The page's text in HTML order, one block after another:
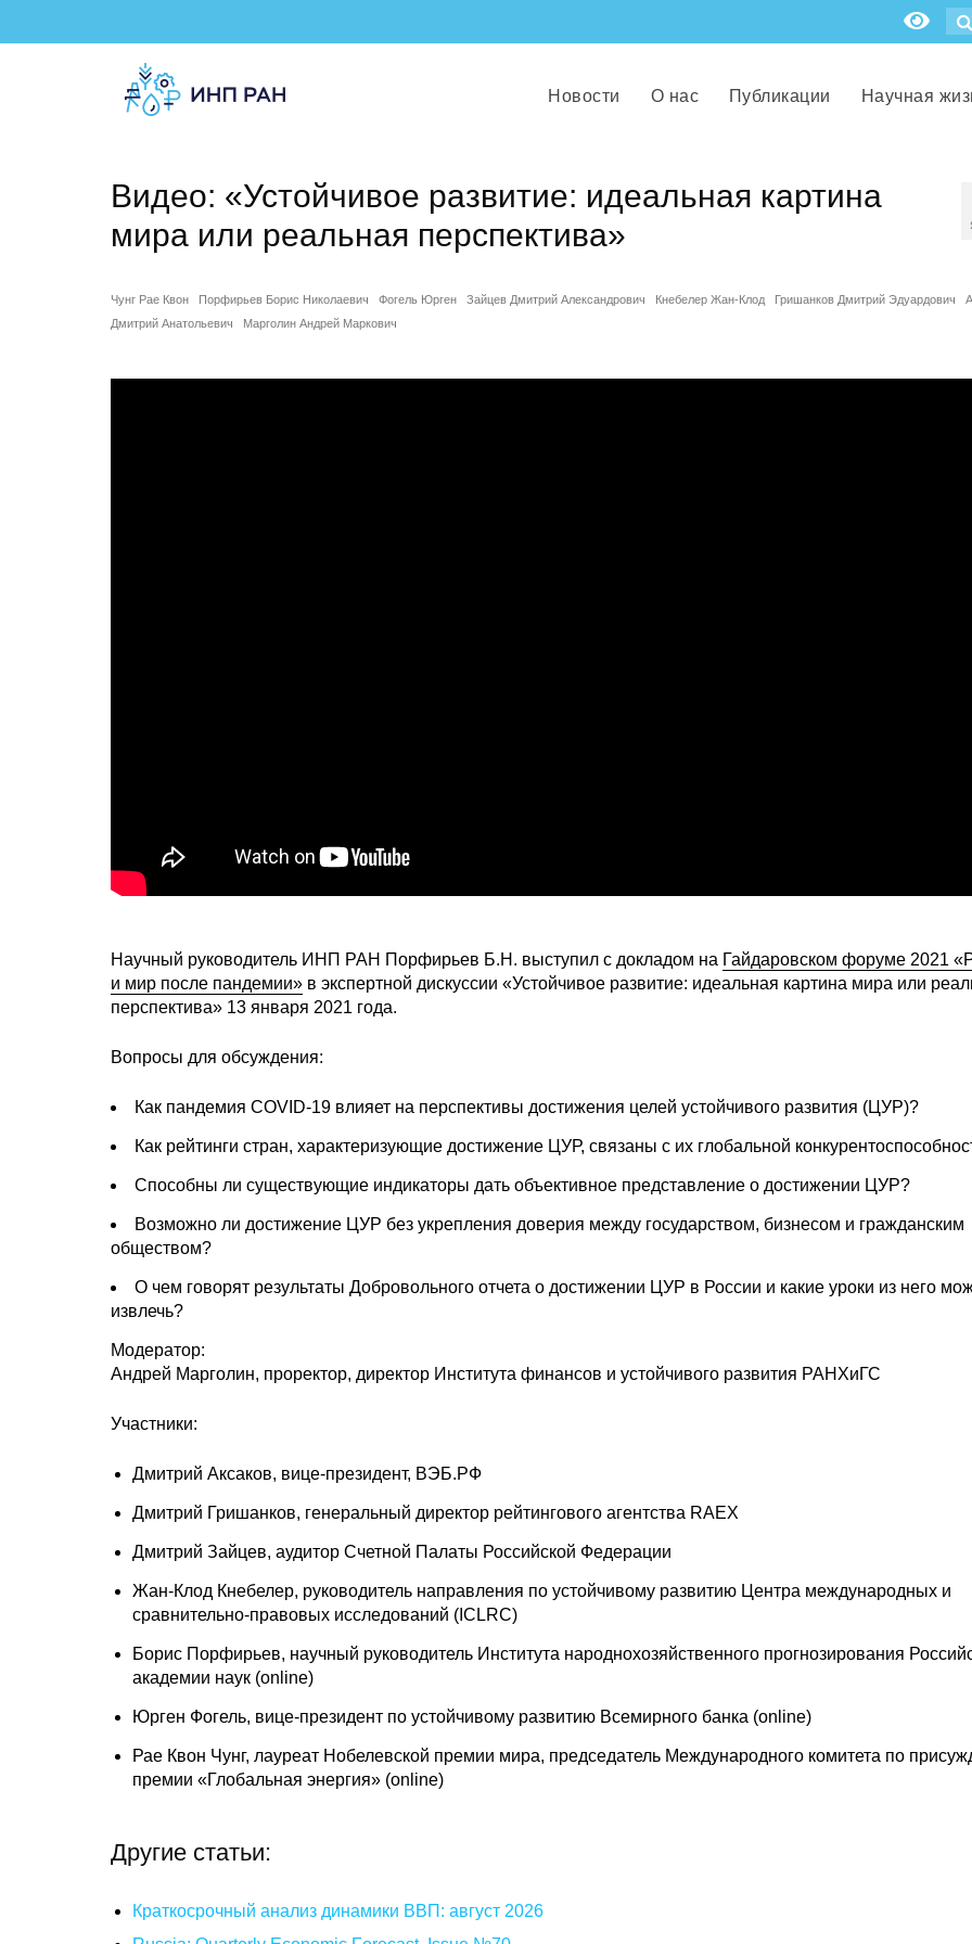
Новости О нас Публикации Научная
Видео: «Устойчивое развитие: идеальная картина
мира или реальная перспектива»
Чунг Рае Квон Порфирьев Борис Николаевич Фогель Юрген Зайцев Дмитрий Александрович Кнебелер Жан-Клод Гришанков Дмитрий Эдуардович
Дмитрий Анатольевич
Марголин Андрей Маркович
Научный руководитель ИНП РАН Порфирьев Б.Н. выступил с докладом на Гайдаровском форуме 2021
и мир после пандемии» в экспертной дискуссии «Устойчивое развитие: идеальная картина мира или
перспектива» 13 января 2021 года.
Вопросы для обсуждения:
Как пандемия COVID-19 влияет на перспективы достижения целей устойчивого развития (ЦУР)?
Как рейтинги стран, характеризующие достижение ЦУР, связаны с их глобальной
Способны ли существующие индикаторы дать объективное представление о достижении ЦУР?
Возможно ли достижение ЦУР без укрепления доверия между государством, бизнесом и гражданским
обществом?
О чем говорят результаты Добровольного отчета о достижении ЦУР в России и какие уроки из него
извлечь?
Модератор:
Андрей Марголин, проректор, директор Института финансов и устойчивого развития РАНХиГС
Участники:
Дмитрий Аксаков, вице-президент, ВЭБ.РФ
Дмитрий Гришанков, генеральный директор рейтингового агентства RАЕХ
Дмитрий Зайцев, аудитор Счетной Палаты Российской Федерации
Жан-Клод Кнебелер, руководитель направления по устойчивому развитию Центра международных и
сравнительно-правовых исследований (ICLRC)
Борис Порфирьев, научный руководитель Института народнохозяйственного прогнозирования
академии наук (online)
Юрген Фогель, вице-президент по устойчивому развитию Всемирного банка (online)
Рае Квон Чунг, лауреат Нобелевской премии мира, председатель Международного комитета по
премии «Глобальная энергия» (online)
Другие статьи:
Краткосрочный анализ динамики ВВП: август 2026